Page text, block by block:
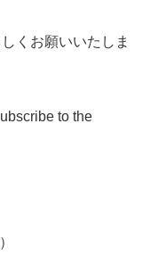
くお願いいたしま
to the